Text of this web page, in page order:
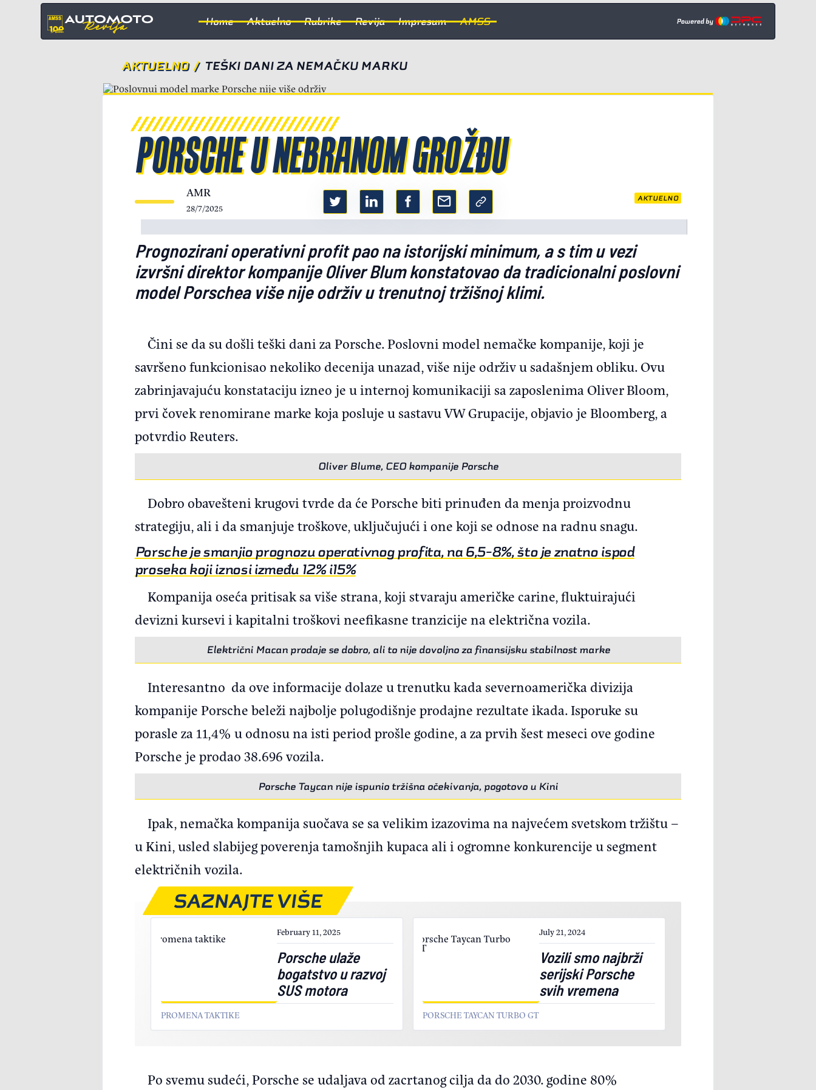
Home Aktuelno Rubrike Revija Impresum AMSS
AKTUELNO / TEŠKI DANI ZA NEMAČKU MARKU
PORSCHE U NEBRANOM GROŽĐU
AMR
28/7/2025
AKTUELNO
Prognozirani operativni profit pao na istorijski minimum, a s tim u vezi
izvršni direktor kompanije Oliver Blum konstatovao da tradicionalni poslovni
model Porschea više nije održiv u trenutnoj tržišnoj klimi.
Čini se da su došli teški dani za Porsche. Poslovni model nemačke kompanije, koji je
savršeno funkcionisao nekoliko decenija unazad, više nije održiv u sadašnjem obliku. Ovu
zabrinjavajuću konstataciju izneo je u internoj komunikaciji sa zaposlenima Oliver Bloom,
prvi čovek renomirane marke koja posluje u sastavu VW Grupacije, objavio je Bloomberg, a
potvrdio Reuters.
Oliver Blume, CEO kompanije Porsche
Dobro obavešteni krugovi tvrde da će Porsche biti prinuđen da menja proizvodnu
strategiju, ali i da smanjuje troškove, uključujući i one koji se odnose na radnu snagu.
Porsche je smanjio prognozu operativnog profita, na 6,5-8%, što je znatno ispod
proseka koji iznosi između 12% i15%
Kompanija oseća pritisak sa više strana, koji stvaraju američke carine, fluktuirajući
devizni kursevi i kapitalni troškovi neefikasne tranzicije na električna vozila.
Električni Macan prodaje se dobro, ali to nije dovoljno za finansijsku stabilnost marke
Interesantno da ove informacije dolaze u trenutku kada severnoamerička divizija
kompanije Porsche beleži najbolje polugodišnje prodajne rezultate ikada. Isporuke su
porasle za 11,4% u odnosu na isti period prošle godine, a za prvih šest meseci ove godine
Porsche je prodao 38.696 vozila.
Porsche Taycan nije ispunio tržišna očekivanja, pogotovo u Kini
Ipak, nemačka kompanija suočava se sa velikim izazovima na najvećem svetskom tržištu –
u Kini, usled slabijeg poverenja tamošnjih kupaca ali i ogromne konkurencije u segment
električnih vozila.
February 11, 2025
Porsche ulaže
bogatstvo u razvoj
SUS motora
PROMENA TAKTIKE
July 21, 2024
Vozili smo najbrži
serijski Porsche
svih vremena
PORSCHE TAYCAN TURBO GT
SAZNAJTE VIŠE
Po svemu sudeći, Porsche se udaljava od zacrtanog cilja da do 2030. godine 80%